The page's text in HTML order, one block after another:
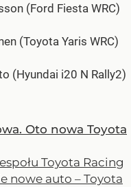
(Ford Fiesta WRC)
(Toyota Yaris WRC)
(Hyundai i20 N Rally2)
Oto nowa Toyota
Toyota Racing
nowe auto – Toyota